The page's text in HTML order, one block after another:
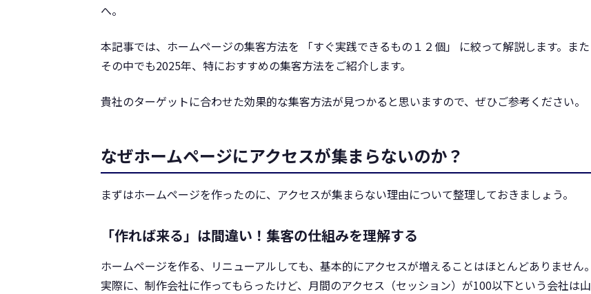
へ。
本記事では、ホームページの集客方法を 「すぐ実践できるもの１２個」 に絞って解説します。また
その中でも2025年、特におすすめの集客方法をご紹介します。
貴社のターゲットに合わせた効果的な集客方法が見つかると思いますので、ぜひご参考ください。
なぜホームページにアクセスが集まらないのか？
まずはホームページを作ったのに、アクセスが集まらない理由について整理しておきましょう。
「作れば来る」は間違い！集客の仕組みを理解する
ホームページを作る、リニューアルしても、基本的にアクセスが増えることはほとんどありません。
実際に、制作会社に作ってもらったけど、月間のアクセス（セッション）が100以下という会社は山